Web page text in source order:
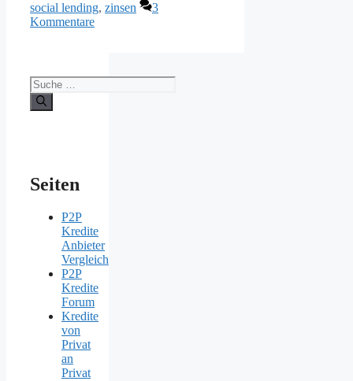
social lending, zinsen
3
Kommentare
Suche
nach:
Seiten
P2P
Kredite
Anbieter
Vergleich
P2P
Kredite
Forum
Kredite
von
Privat
an
Privat